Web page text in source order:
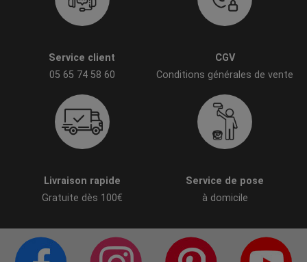
Service client
05 65 74 58 60
CGV
Conditions générales de vente
Livraison rapide
Gratuite dès 100€
Service de pose
à domicile
PAGE FACEBOOK COMPTE INSTAGRAM
PAGE